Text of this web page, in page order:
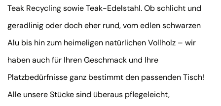
Teak Recycling sowie Teak-Edelstahl. Ob schlicht und
geradlinig oder doch eher rund, vom edlen schwarzen
Alu bis hin zum heimeligen natürlichen Vollholz – wir
haben auch für Ihren Geschmack und Ihre
Platzbedürfnisse ganz bestimmt den passenden Tisch!
Alle unsere Stücke sind überaus pflegeleicht,